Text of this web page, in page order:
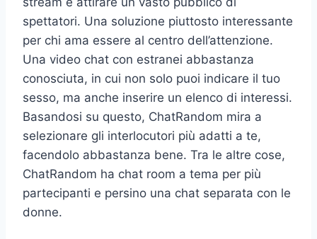
spettatori. Una soluzione piuttosto interessante
per chi ama essere al centro dell’attenzione.
Una video chat con estranei abbastanza
conosciuta, in cui non solo puoi indicare il tuo
sesso, ma anche inserire un elenco di interessi.
Basandosi su questo, ChatRandom mira a
selezionare gli interlocutori più adatti a te,
facendolo abbastanza bene. Tra le altre cose,
ChatRandom ha chat room a tema per più
partecipanti e persino una chat separata con le
donne.